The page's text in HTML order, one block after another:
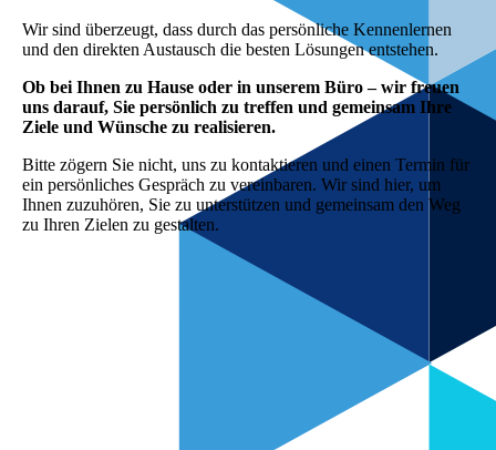
Wir sind überzeugt, dass durch das persönliche Kennenlernen
und den direkten Austausch die besten Lösungen entstehen.
Ob bei Ihnen zu Hause oder in unserem Büro – wir freuen
uns darauf, Sie persönlich zu treffen und gemeinsam Ihre
Ziele und Wünsche zu realisieren.
Bitte zögern Sie nicht, uns zu kontaktieren und einen Termin für
ein persönliches Gespräch zu vereinbaren. Wir sind hier, um
Ihnen zuzuhören, Sie zu unterstützen und gemeinsam den Weg
zu Ihren Zielen zu gestalten.